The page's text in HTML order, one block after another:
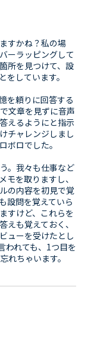
すかね？私の場
ーラッピングして
所を見つけて、設
しています。
を頼りに回答する
文章を見ずに音声
えるようにと指示
チャレンジしまし
ボロでした。
。我々も仕事など
モを取りますし、
の内容を初見で覚
設問を覚えていら
すけど、これらを
えも覚えておく、
ューを受けたとし
われても、1つ目を
れちゃいます。